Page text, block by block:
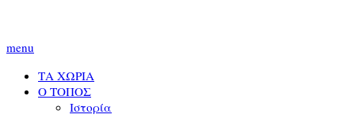
menu
ΤΑ ΧΩΡΙΑ
Ο ΤΟΠΟΣ
Ιστορία